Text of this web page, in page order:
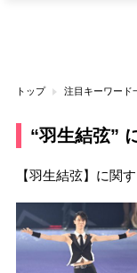
トップ 注目キーワード
“羽生結弦”
【羽生結弦】に関